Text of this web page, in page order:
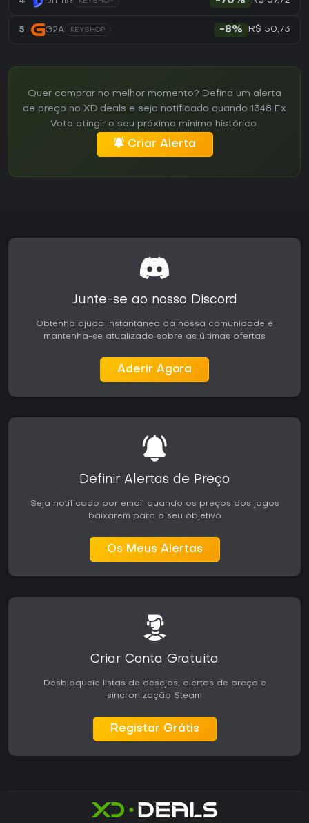
5 G2A KEYSHOP -8% R$ 50,73
Quer comprar no melhor momento? Defina um alerta
de preço no XD.deals e seja notificado quando 1348 Ex
Voto atingir o seu próximo mínimo histórico.
Criar Alerta
Junte-se ao nosso Discord
Obtenha ajuda instantânea da nossa comunidade e
mantenha-se atualizado sobre as últimas ofertas
Aderir Agora
Definir Alertas de Preço
Seja notificado por email quando os preços dos jogos
baixarem para o seu objetivo
Os Meus Alertas
Criar Conta Gratuita
Desbloqueie listas de desejos, alertas de preço e
sincronização Steam
Registar Grátis